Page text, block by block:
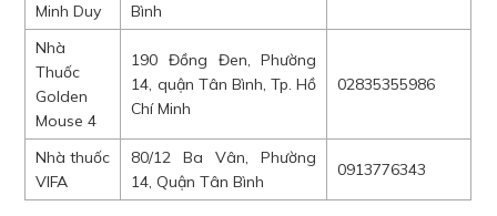
Minh Duy
Bình
Nhà
Thuốc
Golden
Mouse 4
190 Đồng Đen, Phường
14, quận Tân Bình, Tp. Hồ
Chí Minh
02835355986
Nhà thuốc
VIFA
80/12 Ba Vân, Phường
14, Quận Tân Bình
0913776343